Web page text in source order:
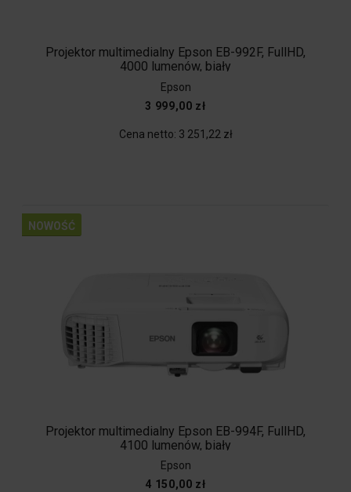
Projektor multimedialny Epson EB-992F, FullHD,
4000 lumenów, biały
Epson
3 999,00 zł
Cena netto: 3 251,22 zł
Projektor multimedialny Epson EB-994F, FullHD,
4100 lumenów, biały
Epson
4 150,00 zł
NOWOŚĆ